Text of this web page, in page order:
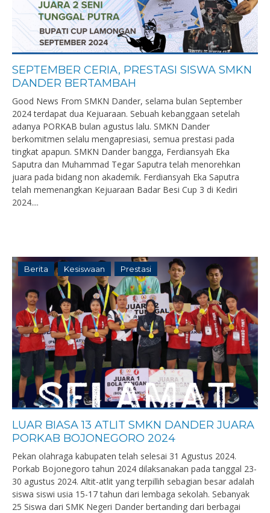
SEPTEMBER CERIA, PRESTASI SISWA SMKN
DANDER BERTAMBAH
Good News From SMKN Dander, selama bulan September
2024 terdapat dua Kejuaraan. Sebuah kebanggaan setelah
adanya PORKAB bulan agustus lalu. SMKN Dander
berkomitmen selalu mengapresiasi, semua prestasi pada
tingkat apapun. SMKN Dander bangga, Ferdiansyah Eka
Saputra dan Muhammad Tegar Saputra telah menorehkan
juara pada bidang non akademik. Ferdiansyah Eka Saputra
telah memenangkan Kejuaraan Badar Besi Cup 3 di Kediri
2024....
Berita Kesiswaan Prestasi
LUAR BIASA 13 ATLIT SMKN DANDER JUARA
PORKAB BOJONEGORO 2024
Pekan olahraga kabupaten telah selesai 31 Agustus 2024.
Porkab Bojonegoro tahun 2024 dilaksanakan pada tanggal 23-
30 agustus 2024. Altit-atlit yang terpillih sebagian besar adalah
siswa siswi usia 15-17 tahun dari lembaga sekolah. Sebanyak
25 Siswa dari SMK Negeri Dander bertanding dari berbagai